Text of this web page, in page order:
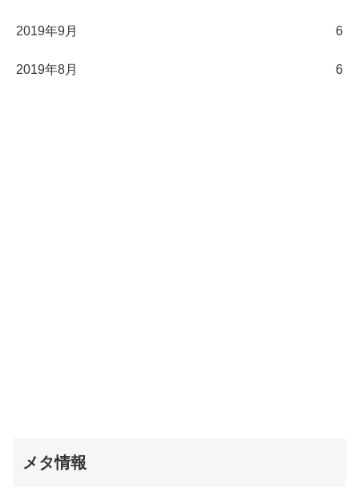
2019年9月 6
2019年8月 6
メタ情報